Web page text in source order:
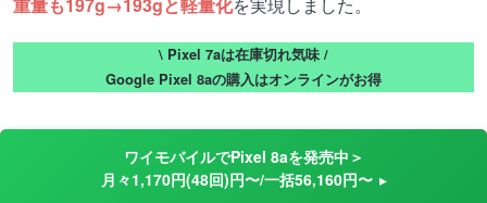
\ Pixel 7aは在庫切れ気味 /
Google Pixel 8aの購入はオンラインがお得
ワイモバイルでPixel 8aを発売中＞
月々1,170円(48回)円〜/一括56,160円〜